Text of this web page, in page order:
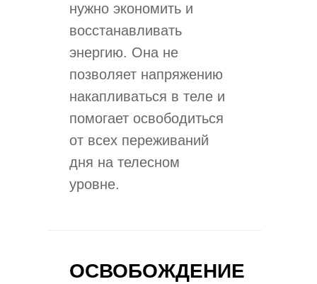
нужно экономить и
восстанавливать
энергию. Она не
позволяет напряжению
накапливаться в теле и
помогает освободиться
от всех переживаний
дня на телесном
уровне.
ОСВОБОЖДЕНИЕ